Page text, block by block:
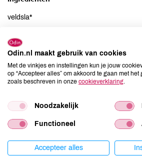
veldsla*
Allergenen
Aardnoten
niet
Ei
niet
Lactose
niet
Mosterd
niet
Noten
niet
Schaaldieren
niet
Odin.nl maakt gebruik van cookies
Met de vinkjes en instellingen kun je jouw
op “Accepteer alles” om akkoord te gaan met het
zoals beschreven in onze cookieverklaring
Noodzakelijk
Functioneel
Accepteer alles